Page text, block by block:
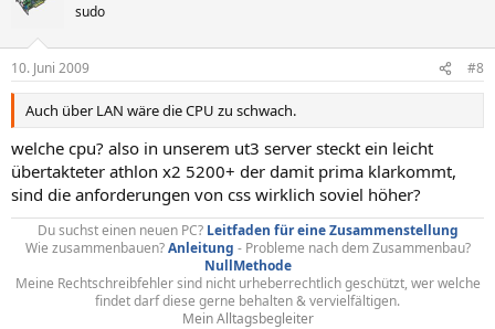
sudo
10. Juni 2009 #8
Auch über LAN wäre die CPU zu schwach.
welche cpu? also in unserem ut3 server steckt ein leicht
übertakteter athlon x2 5200+ der damit prima klarkommt,
sind die anforderungen von css wirklich soviel höher?
Du suchst einen neuen PC? Leitfaden für eine Zusammenstellung
Wie zusammenbauen?Anleitung - Probleme nach dem Zusammenbau?
NullMethode
Meine Rechtschreibfehler sind nicht urheberrechtlich geschützt, wer welche
findet darf diese gerne behalten & vervielfältigen.
Mein Alltagsbegleiter